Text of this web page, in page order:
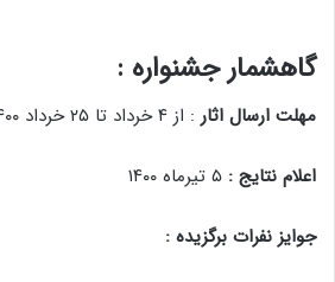
گاهشمار جشنواره :
مهلت ارسال اثار: از ۴ خرداد تا ۲۵ خرداد ۱۴۰۰
اعلام نتایج : ۵ تیرماه ۱۴۰۰
جوایز نفرات برگزیده :